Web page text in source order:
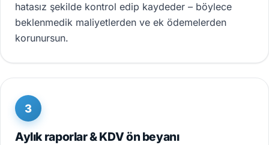
hatasız şekilde kontrol edip kaydeder – böylece
beklenmedik maliyetlerden ve ek ödemelerden
korunursun.
3
Aylık raporlar & KDV ön beyanı